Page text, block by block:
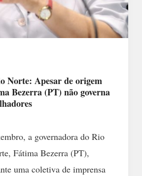
Norte: Apesar de origem
Bezerra (PT) não governa
a governadora do Rio
Fátima Bezerra (PT),
uma coletiva de imprensa